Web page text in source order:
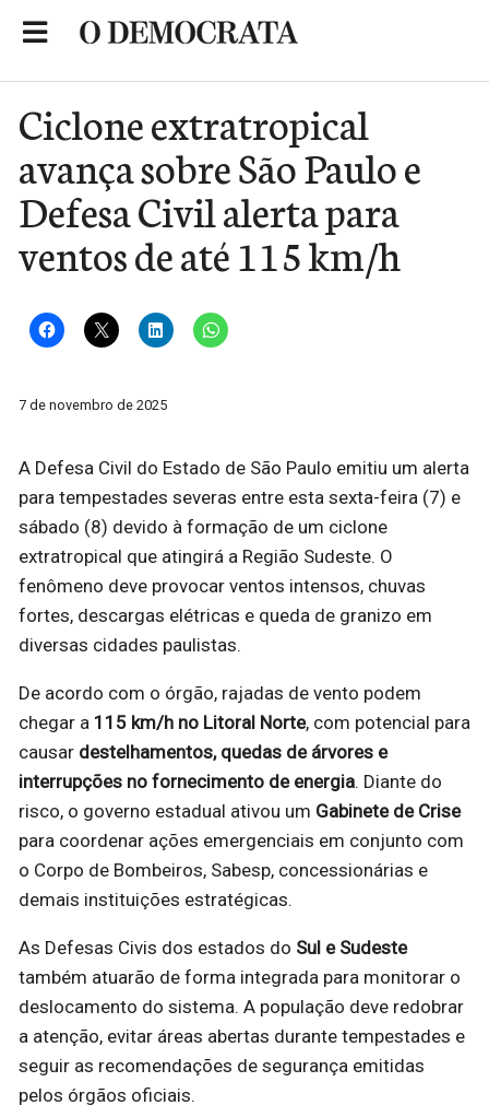
Ciclone extratropical
avança sobre São Paulo e
Defesa Civil alerta para
ventos de até 115 km/h
7 de novembro de 2025
A Defesa Civil do Estado de São Paulo emitiu um alerta
para tempestades severas entre esta sexta-feira (7) e
sábado (8) devido à formação de um ciclone
extratropical que atingirá a Região Sudeste. O
fenômeno deve provocar ventos intensos, chuvas
fortes, descargas elétricas e queda de granizo em
diversas cidades paulistas.
De acordo com o órgão, rajadas de vento podem
chegar a 115 km/h no Litoral Norte, com potencial para
causar destelhamentos, quedas de árvores e
interrupções no fornecimento de energia. Diante do
risco, o governo estadual ativou um Gabinete de Crise
para coordenar ações emergenciais em conjunto com
o Corpo de Bombeiros, Sabesp, concessionárias e
demais instituições estratégicas.
As Defesas Civis dos estados do Sul e Sudeste
também atuarão de forma integrada para monitorar o
deslocamento do sistema. A população deve redobrar
a atenção, evitar áreas abertas durante tempestades e
seguir as recomendações de segurança emitidas
pelos órgãos oficiais.